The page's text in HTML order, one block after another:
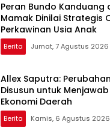
Peran Bundo Kanduang
Mamak Dinilai Strategis
Perkawinan Usia Anak
Berita Jumat, 7 Agustus 2026 |
Allex Saputra:
Disusun untuk
Ekonomi Daerah
Berita Kamis, 6 Agustus 2026